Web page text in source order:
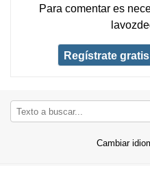
Para comentar es
Regístrate gratis
Cambiar